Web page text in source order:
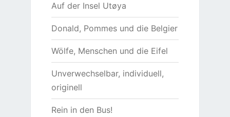
Auf der Insel Utøya
Donald, Pommes und die Belgier
Wölfe, Menschen und die Eifel
Unverwechselbar, individuell,
originell
Rein in den Bus!